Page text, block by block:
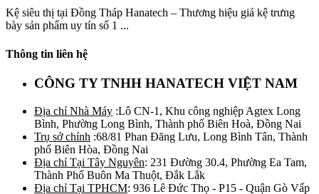
Kệ siêu thị tại Đồng Tháp Hanatech – Thương hiệu giá kệ trưng
bày sản phẩm uy tín số 1 ...
Thông tin liên hệ
CÔNG TY TNHH HANATECH VIỆT NAM
Địa chỉ Nhà Máy :Lô CN-1, Khu công nghiệp Agtex Long
Bình, Phường Long Bình, Thành phố Biên Hoà, Đồng Nai
Trụ sở chính :68/81 Phan Đăng Lưu, Long Bình Tân, Thành
phố Biên Hòa, Đồng Nai
Địa chỉ Tại Tây Nguyên: 231 Đường 30.4, Phường Ea Tam,
Thành Phố Buôn Ma Thuột, Đắk Lắk
Địa chỉ Tại TPHCM: 936 Lê Đức Thọ - P15 - Quận Gò Vấp